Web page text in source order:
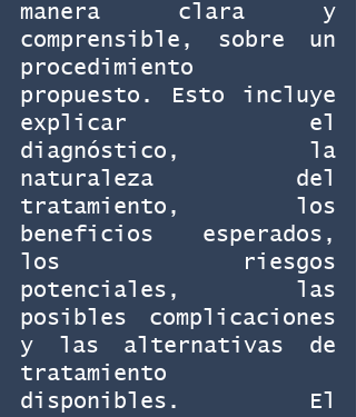
manera clara y
comprensible, sobre un
procedimiento
propuesto. Esto incluye
explicar el
diagnóstico, la
naturaleza del
tratamiento, los
beneficios esperados,
los riesgos
potenciales, las
posibles complicaciones
y las alternativas de
tratamiento
disponibles. El